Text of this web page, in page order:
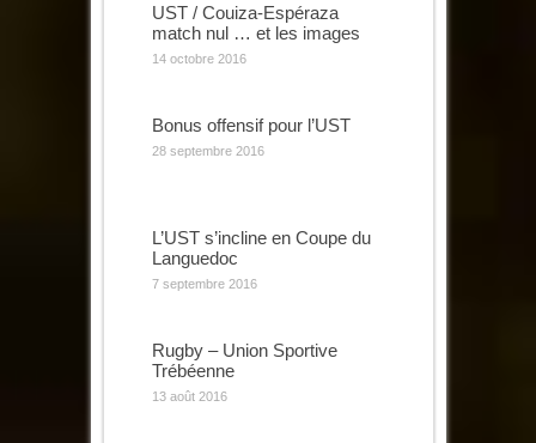
UST / Couiza-Espéraza
match nul … et les images
14 octobre 2016
Bonus offensif pour l’UST
28 septembre 2016
L’UST s’incline en Coupe du
Languedoc
7 septembre 2016
Rugby – Union Sportive
Trébéenne
13 août 2016